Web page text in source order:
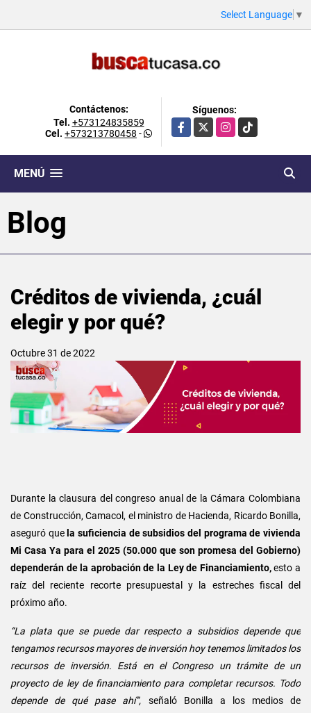
Select Language ▼
Contáctenos:
Tel. +573124835859
Cel. +573213780458 -
Síguenos:
Facebook
X Instagram
TikTok
MENÚ
Blog
Créditos de vivienda, ¿cuál
elegir y por qué?
Octubre 31 de 2022
Durante la clausura del congreso anual de la Cámara Colombiana
de Construcción, Camacol, el ministro de Hacienda, Ricardo Bonilla,
aseguró quela suficiencia de subsidios del programa de vivienda
Mi Casa Ya para el 2025 (50.000 que son promesa del Gobierno)
dependerán de la aprobación de la Ley de Financiamiento,esto a
raíz del reciente recorte presupuestal y la estreches fiscal del
próximo año.
“La plata que se puede dar respecto a subsidios depende que
tengamos recursos mayores de inversión hoy tenemos limitados los
recursos de inversión. Está en el Congreso un trámite de un
proyecto de ley de financiamiento para completar recursos. Todo
depende de qué pase ahí”, señaló Bonilla a los medios de